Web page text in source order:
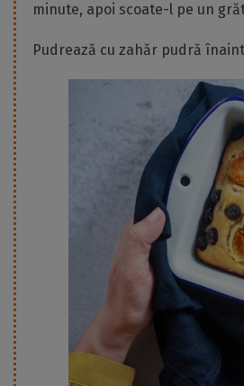
minute, apoi scoate-l pe un
Pudrează cu zahăr pudră